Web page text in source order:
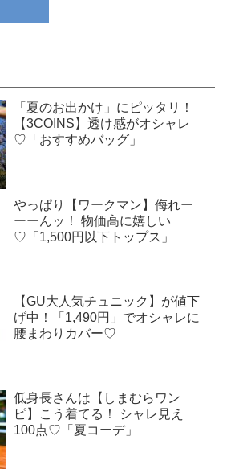
「夏のお出かけ」にピッタリ！
【3COINS】透け感がオシャレ
♡「おすすめバッグ」
やっぱり【ワークマン】侮れー
ーーんッ！ 物価高に嬉しい
♡「1,500円以下トップス」
【GU大人気チュニック】が値下
げ中！「1,490円」でオシャレに
腰まわりカバー♡
低身長さんは【しまむらワン
ピ】こう着てる！ シャレ見え
100点♡「夏コーデ」